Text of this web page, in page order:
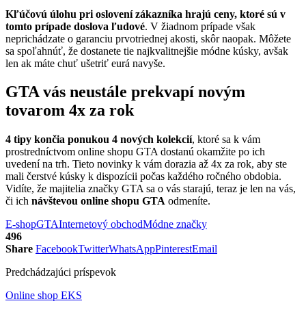
Kľúčovú úlohu pri oslovení zákazníka hrajú ceny, ktoré sú v
tomto prípade doslova ľudové. V žiadnom prípade však
neprichádzate o garanciu prvotriednej akosti, skôr naopak. Môžete
sa spoľahnúť, že dostanete tie najkvalitnejšie módne kúsky, avšak
len ak máte chuť ušetriť eurá navyše.
GTA vás neustále prekvapí novým
tovarom 4x za rok
4 tipy končia ponukou 4 nových kolekcií, ktoré sa k vám
prostredníctvom online shopu GTA dostanú okamžite po ich
uvedení na trh. Tieto novinky k vám dorazia až 4x za rok, aby ste
mali čerstvé kúsky k dispozícii počas každého ročného obdobia.
Vidíte, že majitelia značky GTA sa o vás starajú, teraz je len na vás,
či ich návštevou online shopu GTA odmeníte.
E-shopGTAInternetový obchodMódne značky
496
Share FacebookTwitterWhatsAppPinterestEmail
Predchádzajúci príspevok
Online shop EKS